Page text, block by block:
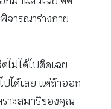
ารณาร่างกาย
ม่ได้ไปติดเฉย
ได้เลย แต่ถ้าออก
าะสมาธิของคุณ